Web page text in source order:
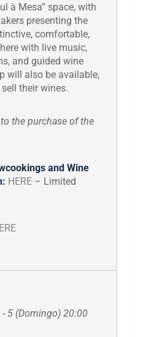
à Mesa” space, with
presenting the
comfortable,
with live music,
and guided wine
will also be available,
their wines.
the purchase of the
and Wine
HERE – Limited
5 (Domingo) 20:00